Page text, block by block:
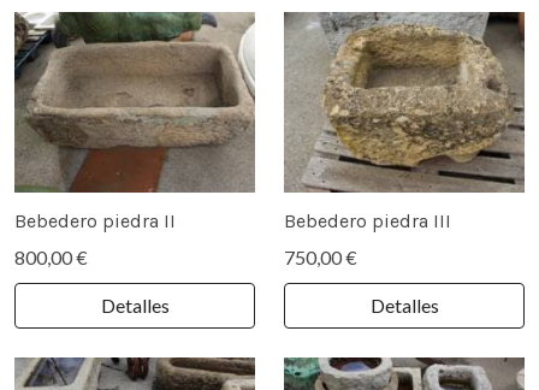
Bebedero piedra II
800,00 €
Detalles
Bebedero piedra III
750,00 €
Detalles